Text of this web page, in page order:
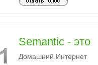
Semantic - это
Домашний Интернет